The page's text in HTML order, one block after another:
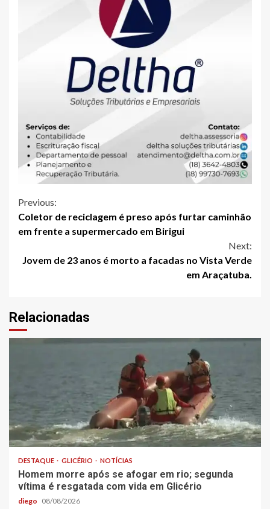
Continue
Reading
Previous:
Coletor de reciclagem é preso após furtar caminhão
em frente a supermercado em Birigui
Next:
Jovem de 23 anos é morto a facadas no Vista Verde
em Araçatuba.
Relacionadas
DESTAQUE GLICÉRIO NOTÍCIAS
Homem morre após se afogar em rio; segunda
vítima é resgatada com vida em Glicério
diego 08/08/2026